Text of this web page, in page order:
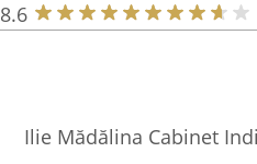
8.6
Ilie Mădălina Cabinet